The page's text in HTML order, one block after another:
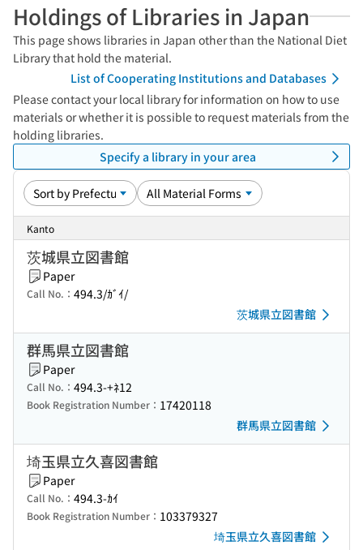
Holdings of Libraries in Japan
This page shows libraries in Japan other than the National Diet
Library that hold the material.
List of Cooperating Institutions and Databases
Please contact your local library for information on how to use
materials or whether it is possible to request materials from the
holding libraries.
Specify a library in your area
Kanto
茨城県立図書館
Paper
Call No.： 494.3/ｶﾞｲ/
茨城県立図書館
群馬県立図書館
Paper
Call No.： 494.3-+ﾈ12
Book Registration Number： 17420118
群馬県立図書館
埼玉県立久喜図書館
Paper
Call No.： 494.3-ｶｲ
Book Registration Number： 103379327
埼玉県立久喜図書館